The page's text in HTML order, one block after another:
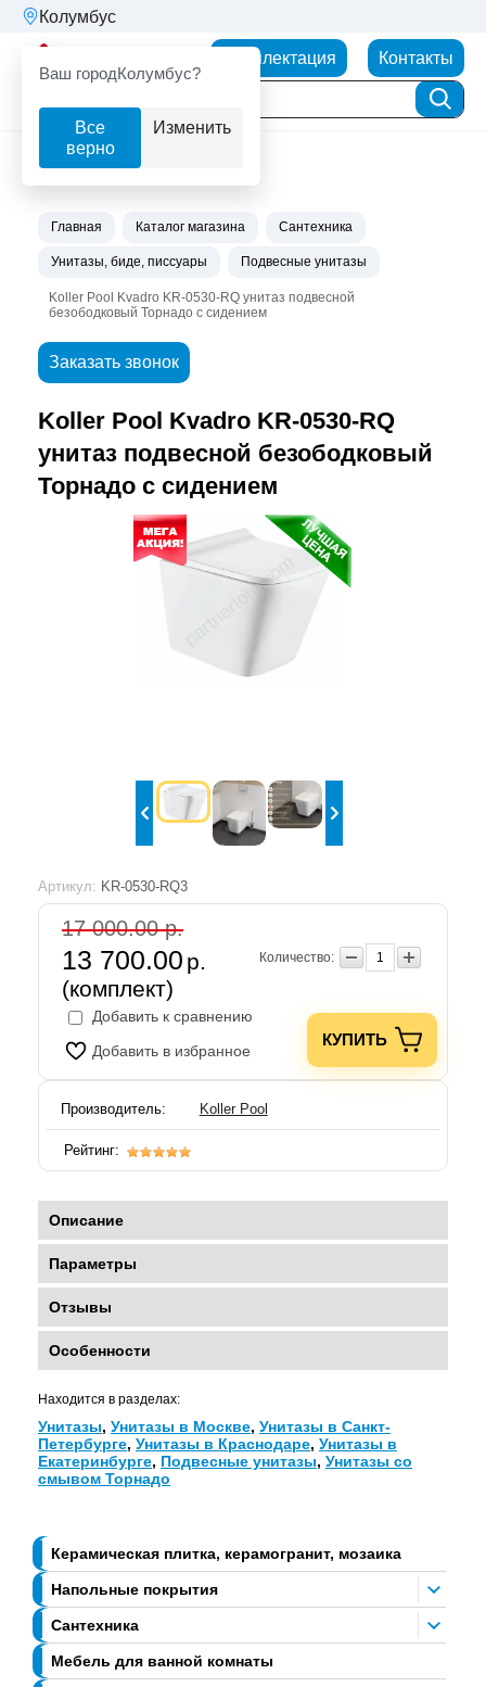
Колумбус
Ваш городКолумбус?
Все
верно
Изменить
Комплектация Контакты
Керамическая плитка, керамогранит, мозаика
Напольные покрытия
Сантехника
Мебель для ванной комнаты
Главная Каталог магазина Сантехника
Унитазы, биде, писсуары Подвесные унитазы
Koller Pool Kvadro KR-0530-RQ унитаз подвесной
безободковый Торнадо с сидением
Заказать звонок
Koller Pool Kvadro KR-0530-RQ
унитаз подвесной безободковый
Торнадо с сидением
Артикул: KR-0530-RQ3
17 000.00 р.
13 700.00 р.
(комплект)
Количество:
Добавить к сравнению
Добавить в избранное
КУПИТЬ
Производитель: Koller Pool
Рейтинг:
Описание
Параметры
Отзывы
Особенности
Находится в разделах:
Унитазы, Унитазы в Москве, Унитазы в Санкт-
Петербурге, Унитазы в Краснодаре, Унитазы в
Екатеринбурге, Подвесные унитазы, Унитазы со
смывом Торнадо